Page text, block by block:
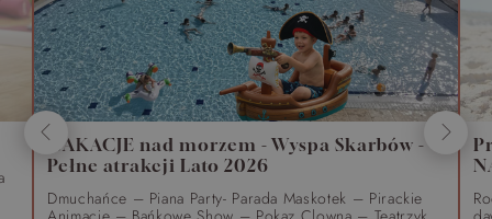
WAKACJE nad morzem - Wyspa Skarbów -
Pełne atrakcji Lato 2026
Dmuchańce – Piana Party- Parada Maskotek – Pirackie